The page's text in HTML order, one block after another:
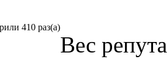
410 раз(а)
Вес